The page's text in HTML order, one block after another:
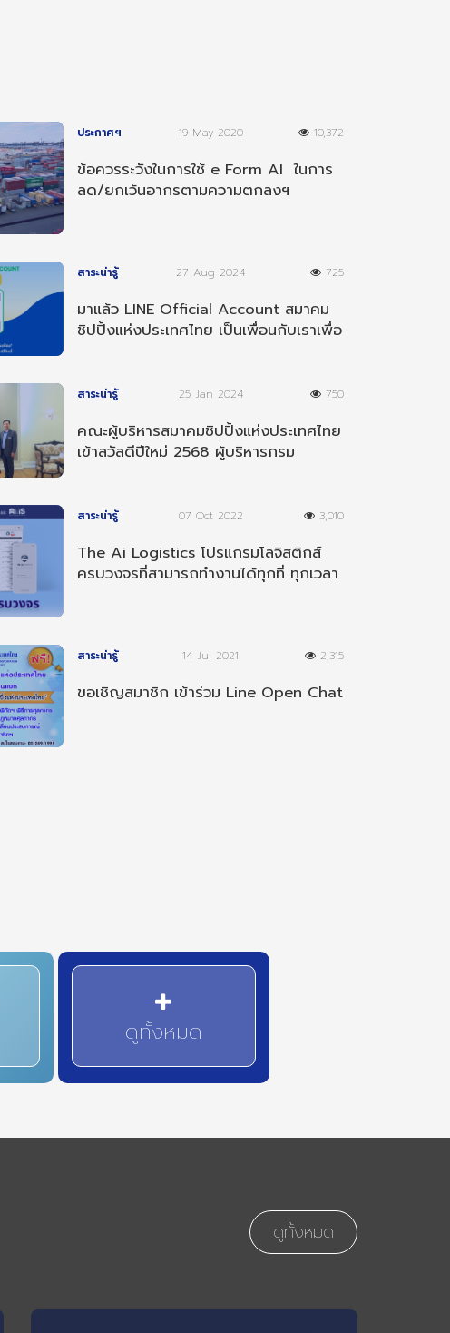
ประกาศฯ 19 May 2020 10,372
ข้อควรระวังในการใช้ e Form AI ในการ
ลด/ยกเว้นอากรตามความตกลงฯ
สาระน่ารู้ 27 Aug 2024 725
มาแล้ว LINE Official Account สมาคม
ชิปปิ้งแห่งประเทศไทย เป็นเพื่อนกับเราเพื่อ
สาระน่ารู้ 25 Jan 2024 750
คณะผู้บริหารสมาคมชิปปิ้งแห่งประเทศไทย
เข้าสวัสดีปีใหม่ 2568 ผู้บริหารกรม
สาระน่ารู้ 07 Oct 2022 3,010
The Ai Logistics โปรแกรมโลจิสติกส์
ครบวงจรที่สามารถทำงานได้ทุกที่ ทุกเวลา
สาระน่ารู้ 14 Jul 2021 2,315
ขอเชิญสมาชิก เข้าร่วม Line Open Chat
ดูทั้งหมด
ดูทั้งหมด